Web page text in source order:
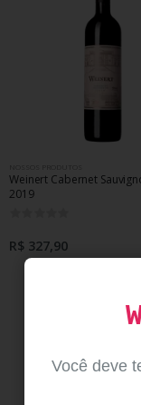
Weinert Cabernet
2019
R$ 327,90
Você deve